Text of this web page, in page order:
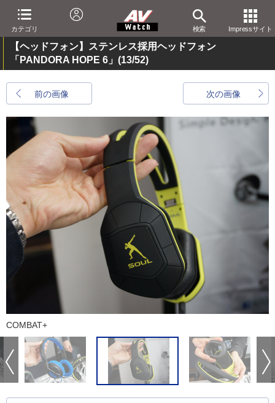
カテゴリ 検索 Impressサイト
【ヘッドフォン】ステンレス採用ヘッドフォン
「PANDORA HOPE 6」 (13/52)
前の画像 次の画像
COMBAT+